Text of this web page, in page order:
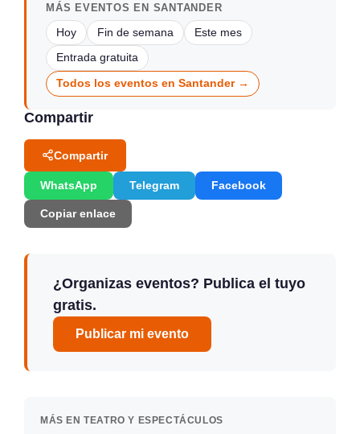
MÁS EVENTOS EN SANTANDER
Hoy Fin de semana Este mes
Entrada gratuita
Todos los eventos en Santander →
Compartir
Compartir
WhatsApp Telegram Facebook
Copiar enlace
¿Organizas eventos? Publica el tuyo
gratis.
Publicar mi evento
MÁS EN TEATRO Y ESPECTÁCULOS